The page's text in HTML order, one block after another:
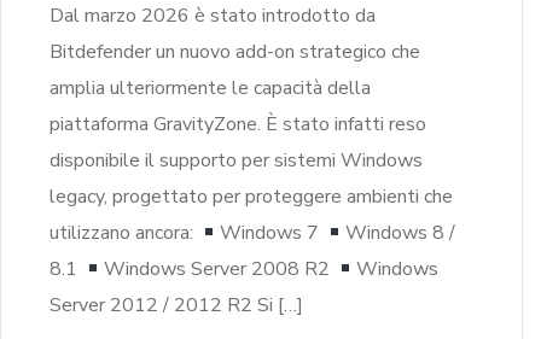
Dal marzo 2026 è stato introdotto da
Bitdefender un nuovo add-on strategico che
amplia ulteriormente le capacità della
piattaforma GravityZone. È stato infatti reso
disponibile il supporto per sistemi Windows
legacy, progettato per proteggere ambienti che
utilizzano ancora:
Windows 7
Windows 8 /
8.1
Windows Server 2008 R2
Windows
Server 2012 / 2012 R2 Si […]